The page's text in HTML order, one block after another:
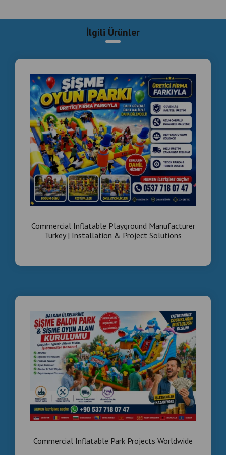
Commercial Inflatable Playground Manufacturer
Turkey | Installation & Project Solutions
Commercial Inflatable Park Projects Worldwide